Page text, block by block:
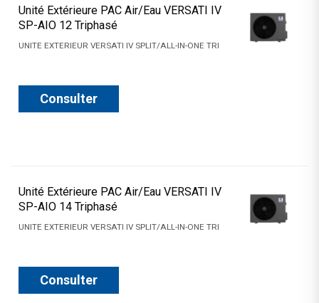
Unité Extérieure PAC Air/Eau VERSATI IV
SP-AIO 12 Triphasé
UNITE EXTERIEUR VERSATI IV SPLIT/ALL-IN-ONE TRI
Consulter
Unité Extérieure PAC Air/Eau VERSATI IV
SP-AIO 14 Triphasé
UNITE EXTERIEUR VERSATI IV SPLIT/ALL-IN-ONE TRI
Consulter